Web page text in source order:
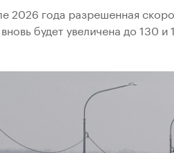
2026 года разрешенная
будет увеличена до 130 и